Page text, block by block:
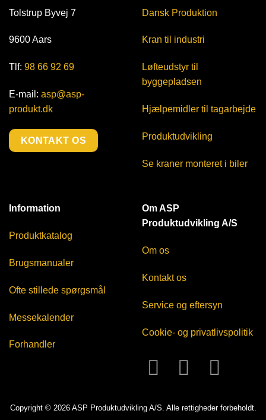
Tolstrup Byvej 7
9600 Aars
Tlf: 98 66 92 69
E-mail: asp@asp-
produkt.dk
KONTAKT OS
Dansk Produktion
Kran til industri
Løfteudstyr til
byggepladsen
Hjælpemidler til tagarbejde
Produktudvikling
Se kraner monteret i biler
Information
Produktkatalog
Brugsmanualer
Ofte stillede spørgsmål
Messekalender
Forhandler
Om ASP
Produktudvikling A/S
Om os
Kontakt os
Service og eftersyn
Cookie- og privatlivspolitik
Copyright © 2026 ASP Produktudvikling A/S. Alle rettigheder forbeholdt.